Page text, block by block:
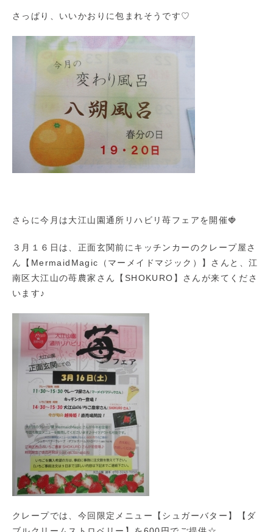
さっぱり、いいかおりに包まれそうです♡
さらに今月は大江山園通所リハビリ苺フェアを開催🍓
３月１６日は、正面玄関前にキッチンカーのクレープ屋さ
ん【MermaidMagic（マーメイドマジック）】さんと、江
南区大江山の苺農家さん【SHOKURO】さんが来てくださ
います♪
クレープでは、今回限定メニュー【シュガーバター】【ダ